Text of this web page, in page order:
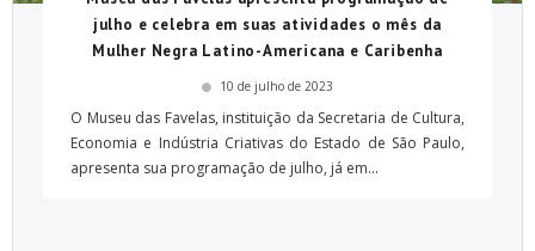
julho e celebra em suas atividades o mês da
Mulher Negra Latino-Americana e Caribenha
10 de julho de 2023
O Museu das Favelas, instituição da Secretaria de Cultura,
Economia e Indústria Criativas do Estado de São Paulo,
apresenta sua programação de julho, já em...